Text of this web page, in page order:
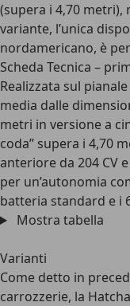
(supera i 4,70 metri),
variante, l’unica
nordamericano, è
Scheda Tecnica –
Realizzata sul pianale
media dalle
metri in versione a
coda” supera i 4,70
anteriore da 204 CV e
per un’autonomia
batteria standard e i
Mostra tabella
Varianti
Come detto in
carrozzerie, la